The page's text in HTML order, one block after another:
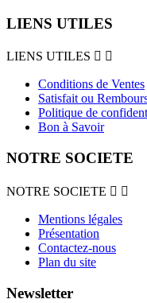
LIENS UTILES
LIENS UTILES  
Conditions de Ventes
Satisfait ou
Politique de
Bon à Savoir
NOTRE SOCIETE
NOTRE SOCIETE  
Mentions légales
Présentation
Contactez-nous
Plan du site
Newsletter